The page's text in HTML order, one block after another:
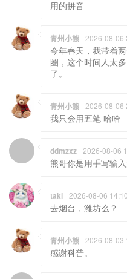
用的拼音
青州小熊 2026-08-06
今年春天，我带着
圈，这个时间人太
了。
青州小熊 2026-08-06
我只会用五笔 哈哈
ddmzxz 2026-08-06
熊哥你是用手写输
taki 2026-08-06
去烟台，潍坊么？
青州小熊 2026-08-03
感谢科普。